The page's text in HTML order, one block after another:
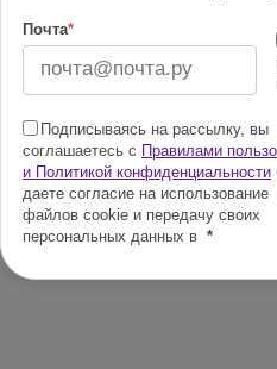
Почта*
Подписываясь на рассылку, вы
соглашаетесь с Правилами
и Политикой конфиденциальности
даете согласие на использование
файлов cookie и передачу своих
персональных данных в *